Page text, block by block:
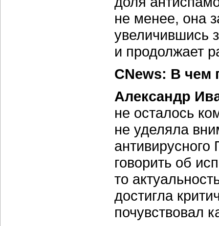
не менее, она
увеличившись
и продолжает
CNews: В чем
Александр
не осталось
не уделяла
говорить об
то
достигла
почувствовал